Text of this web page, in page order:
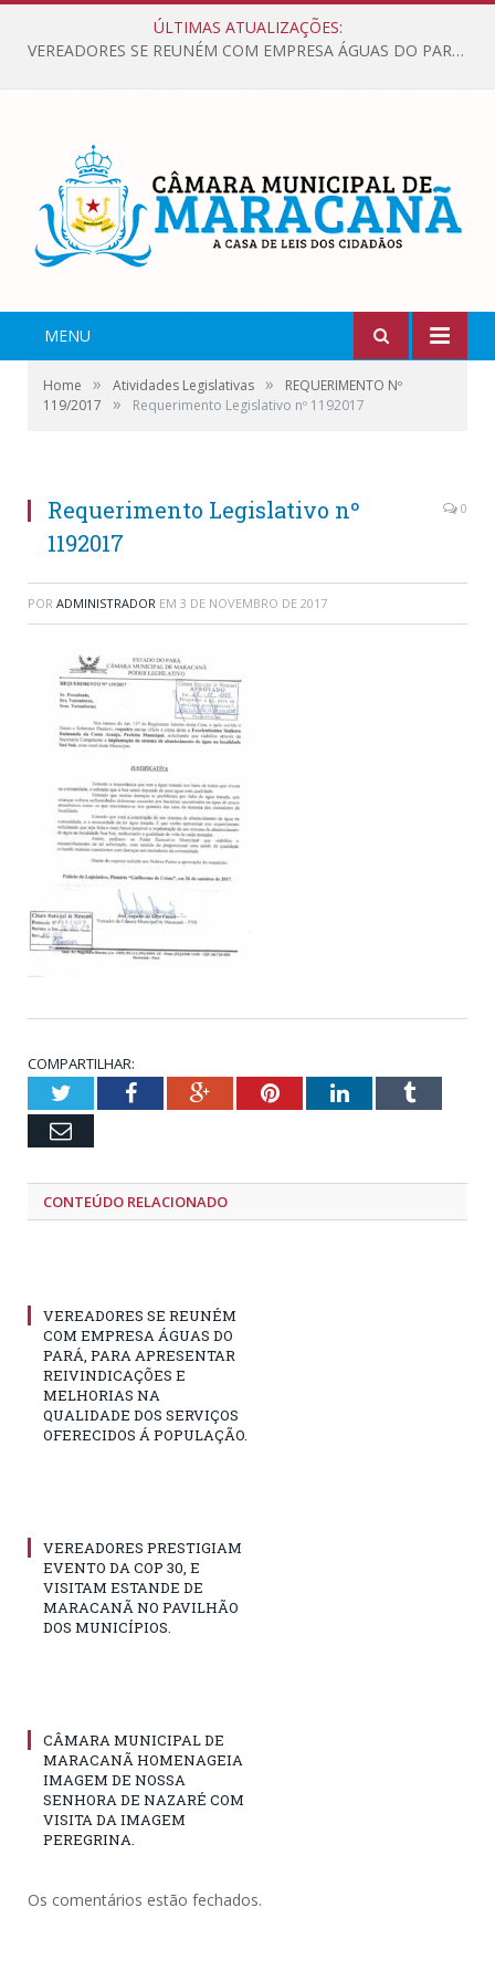
ÚLTIMAS ATUALIZAÇÕES:
VEREADORES SE REUNÉM COM EMPRESA ÁGUAS DO PARÁ, PARA APRESENTAR REIVINDICAÇÕES E MELHORIAS NA QUALIDADE DOS SERVIÇOS OFERECIDOS Á POPULAÇÃO.
MENU
Home » Atividades Legislativas »
REQUERIMENTO Nº
119/2017
» Requerimento Legislativo nº 1192017
Requerimento Legislativo nº
1192017
0
POR ADMINISTRADOR EM 3 DE NOVEMBRO DE 2017
COMPARTILHAR:
TwitterFacebookGoogle+PinterestLinkedInTumblr
Email
CONTEÚDO RELACIONADO
VEREADORES SE REUNÉM
COM EMPRESA ÁGUAS DO
PARÁ, PARA APRESENTAR
REIVINDICAÇÕES E
MELHORIAS NA
QUALIDADE DOS SERVIÇOS
OFERECIDOS Á POPULAÇÃO.
VEREADORES PRESTIGIAM
EVENTO DA COP 30, E
VISITAM ESTANDE DE
MARACANÃ NO PAVILHÃO
DOS MUNICÍPIOS.
CÂMARA MUNICIPAL DE
MARACANÃ HOMENAGEIA
IMAGEM DE NOSSA
SENHORA DE NAZARÉ COM
VISITA DA IMAGEM
PEREGRINA.
Os comentários estão fechados.